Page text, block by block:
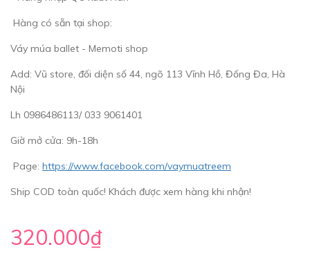
Hàng có sẵn tại shop:
Váy múa ballet - Memoti shop
Add: Vũ store, đối diện số 44, ngõ 113 Vĩnh Hồ, Đống Đa, Hà
Nội
Lh 0986486113/ 033 9061401
Giờ mở cửa: 9h-18h
Page: https://www.facebook.com/vaymuatreem
Ship COD toàn quốc! Khách được xem hàng khi nhận!
320.000₫